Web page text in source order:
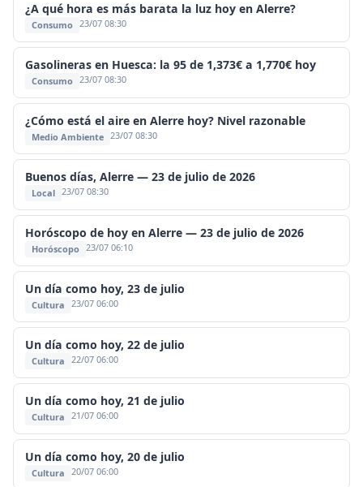
¿A qué hora es más barata la luz hoy en Alerre?
Consumo 23/07 08:30
Gasolineras en Huesca: la 95 de 1,373€ a 1,770€ hoy
Consumo 23/07 08:30
¿Cómo está el aire en Alerre hoy? Nivel razonable
Medio Ambiente 23/07 08:30
Buenos días, Alerre — 23 de julio de 2026
Local 23/07 08:30
Horóscopo de hoy en Alerre — 23 de julio de 2026
Horóscopo 23/07 06:10
Un día como hoy, 23 de julio
Cultura 23/07 06:00
Un día como hoy, 22 de julio
Cultura 22/07 06:00
Un día como hoy, 21 de julio
Cultura 21/07 06:00
Un día como hoy, 20 de julio
Cultura 20/07 06:00